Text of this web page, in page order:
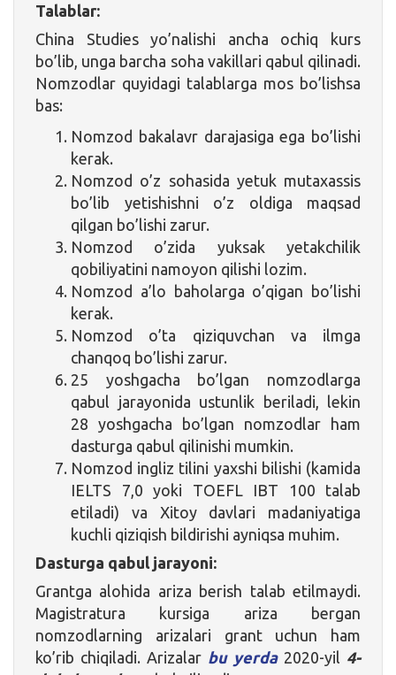
Talablar:
China Studies yo’nalishi ancha ochiq kurs
bo’lib, unga barcha soha vakillari qabul qilinadi.
Nomzodlar quyidagi talablarga mos bo’lishsa
bas:
Nomzod bakalavr darajasiga ega bo’lishi
kerak.
Nomzod o’z sohasida yetuk mutaxassis
bo’lib yetishishni o’z oldiga maqsad
qilgan bo’lishi zarur.
Nomzod o’zida yuksak yetakchilik
qobiliyatini namoyon qilishi lozim.
Nomzod a’lo baholarga o’qigan bo’lishi
kerak.
Nomzod o’ta qiziquvchan va ilmga
chanqoq bo’lishi zarur.
25 yoshgacha bo’lgan nomzodlarga
qabul jarayonida ustunlik beriladi, lekin
28 yoshgacha bo’lgan nomzodlar ham
dasturga qabul qilinishi mumkin.
Nomzod ingliz tilini yaxshi bilishi (kamida
IELTS 7,0 yoki TOEFL IBT 100 talab
etiladi) va Xitoy davlari madaniyatiga
kuchli qiziqish bildirishi ayniqsa muhim.
Dasturga qabul jarayoni:
Grantga alohida ariza berish talab etilmaydi.
Magistratura kursiga ariza bergan
nomzodlarning arizalari grant uchun ham
ko’rib chiqiladi. Arizalar bu yerda2020-yil 4-